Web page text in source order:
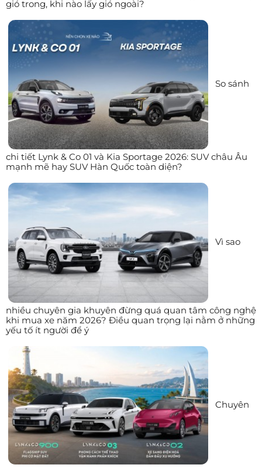
gió trong, khi nào lấy gió ngoài?
So sánh
chi tiết Lynk & Co 01 và Kia Sportage 2026: SUV châu Âu
mạnh mẽ hay SUV Hàn Quốc toàn diện?
Vì sao
nhiều chuyên gia khuyên đừng quá quan tâm công nghệ
khi mua xe năm 2026? Điều quan trọng lại nằm ở những
yếu tố ít người để ý
Chuyên